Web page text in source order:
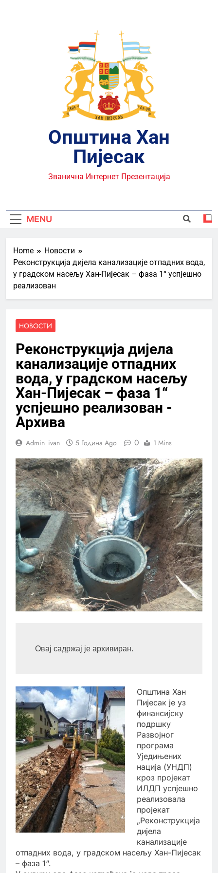
Општина Хан
Пијесак
Званична Интернет Презентација
MENU
Home
Новости
Реконструкција дијела канализације отпадних вода,
у градском насељу Хан-Пијесак – фаза 1“ успјешно
реализован
НОВОСТИ
Реконструкција дијела
канализације отпадних
вода, у градском насељу
Хан-Пијесак – фаза 1“
успјешно реализован -
Архива
Admin_ivan 5 Година Ago 0 1 Mins
Овај садржај је архивиран.
Општина Хан
Пијесак је уз
финансијску
подршку
Развојног
програма
Уједињених
нација (УНДП)
кроз пројекат
ИЛДП успјешно
реализовала
пројекат
„Реконструкција
дијела
канализације
отпадних вода, у градском насељу Хан-Пијесак
– фаза 1“.